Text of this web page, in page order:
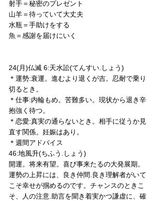
射手＝秘密のプレゼント
山羊＝待っていて大丈夫
水瓶＝手助けをする
魚＝感謝を届けにいく
24(月)仏滅 6:天水訟(てんすい.しょう)
＊運勢:衰運。進むより退くが吉。忍耐で乗り
切るとき。
＊仕事:内輪もめ。苦難多い。現状から退き辛
抱強く待つ。
＊恋愛:真実の通らないとき。相手に従うか見
直す関係。妊娠はあり。
＊週間アドバイス
46:地風升(ちふう.しょう)
開運。将来有望。喜び事来たるの大発展期。
運勢の上昇には、良き仲間.良き理解者がいて
こそ幸せが掴めるのです。チャンスのときこ
そ、人の注意.助言を聞き着実かつ謙虚に、確